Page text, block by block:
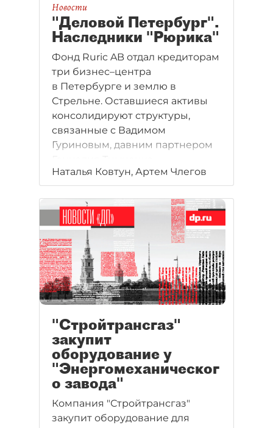
Новости
"Деловой Петербург".
Наследники "Рюрика"
Фонд Ruric AB отдал кредиторам
три бизнес–центра
в Петербурге и землю в
Стрельне. Оставшиеся активы
консолидируют структуры,
связанные с Вадимом
Гуриновым, давним партнером
Наталья Ковтун, Артем Члегов
"Стройтрансгаз"
закупит
оборудование у
"Энергомеханическог
о завода"
Компания "Стройтрансгаз"
закупит оборудование для